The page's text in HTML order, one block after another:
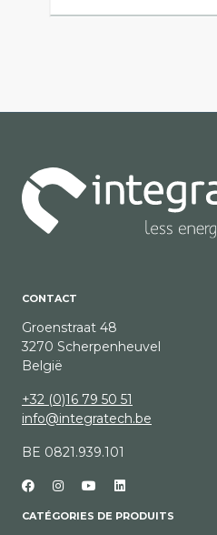
CONTACT
Groenstraat 48
3270 Scherpenheuvel
België
+32 (0)16 79 50 51
info@integratech.be
BE 0821.939.101
CATÉGORIES DE PRODUITS